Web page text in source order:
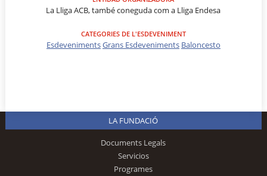
La Lliga ACB, també coneguda com a Lliga Endesa
CATEGORIES DE L'ESDEVENIMENT
EsdevenimentsGrans Esdeveniments Baloncesto
LA FUNDACIÓ
Documents Legals
Servicios
Programes